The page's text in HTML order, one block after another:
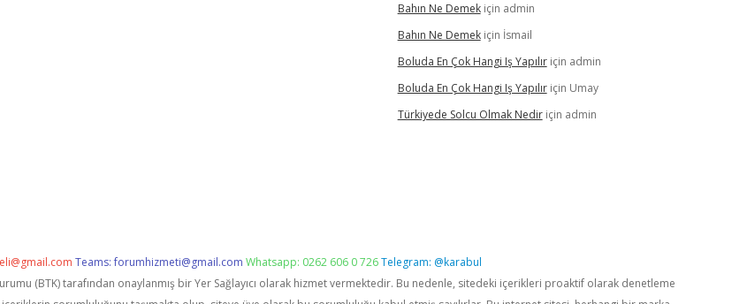
Bahın Ne Demekiçin admin
Bahın Ne Demekiçin İsmail
Boluda En Çok Hangi Iş Yapılıriçin admin
Boluda En Çok Hangi Iş Yapılıriçin Umay
Türkiyede Solcu Olmak Nediriçin admin
Teams:forumhizmeti@gmail.com Whatsapp: 0262 606 0 726Telegram: @karabul
(BTK) tarafından onaylanmış bir Yer Sağlayıcı olarak hizmet vermektedir. Bu nedenle, sitedeki içerikleri proaktif olarak denetleme